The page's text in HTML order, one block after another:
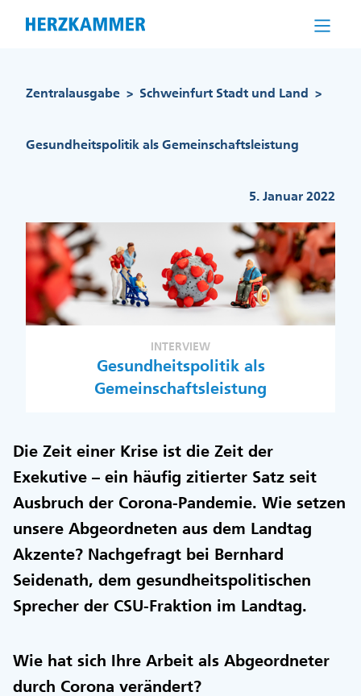
Zentralausgabe > Schweinfurt Stadt und Land >
Gesundheitspolitik als Gemeinschaftsleistung
5. Januar 2022
INTERVIEW
Gesundheitspolitik als
Gemeinschaftsleistung
Die Zeit einer Krise ist die Zeit der
Exekutive – ein häufig zitierter Satz seit
Ausbruch der Corona-Pandemie. Wie setzen
unsere Abgeordneten aus dem Landtag
Akzente? Nachgefragt bei Bernhard
Seidenath, dem gesundheitspolitischen
Sprecher der CSU-Fraktion im Landtag.
Wie hat sich Ihre Arbeit als Abgeordneter
durch Corona verändert?